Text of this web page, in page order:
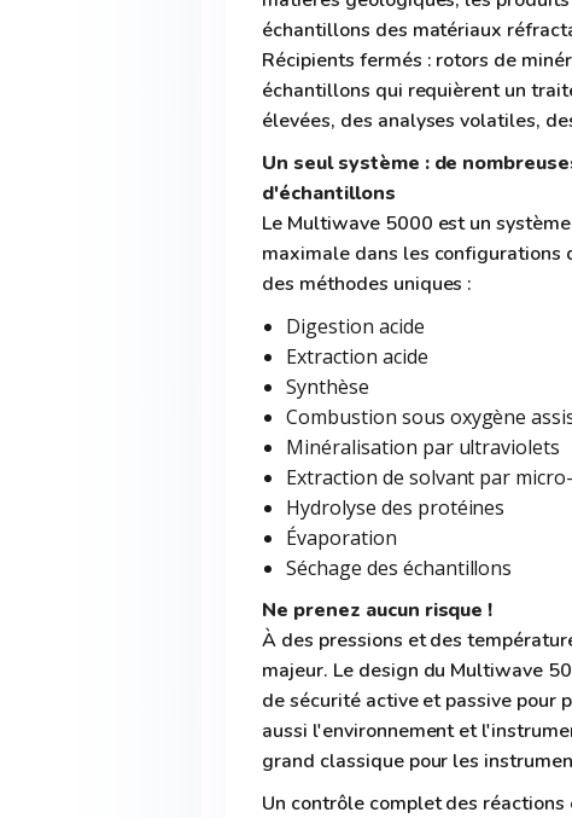
échantillons des matériaux
Récipients fermés : rotors de
échantillons qui requièrent un
élevées, des analyses volatiles,
Un seul système : de
d'échantillons
Le Multiwave 5000 est un
maximale dans les configurations
des méthodes uniques :
Digestion acide
Extraction acide
Synthèse
Combustion sous oxygène
Minéralisation par ultraviolets
Extraction de solvant par
Hydrolyse des protéines
Évaporation
Séchage des échantillons
Ne prenez aucun risque !
À des pressions et des
majeur. Le design du Multiwave
de sécurité active et passive pour
aussi l'environnement et
grand classique pour les
Un contrôle complet des